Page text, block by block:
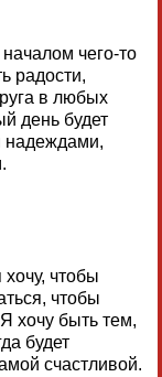
чего-то
радости,
в любых
день будет
надеждами,
чтобы
чтобы
хочу быть тем,
будет
счастливой.